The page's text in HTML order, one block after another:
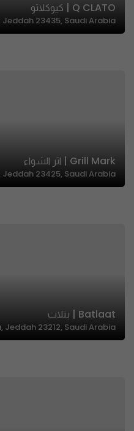
Q CLATO | كيوكلاتو
Jeddah 23435, Saudi Arabia
Grill Mark | اثر الشواء
23425, Saudi Arabia
Batlaat | بتلات
23212, Saudi Arabia